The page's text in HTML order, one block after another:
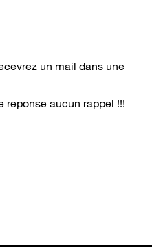
un mail dans une
reponse aucun rappel !!!